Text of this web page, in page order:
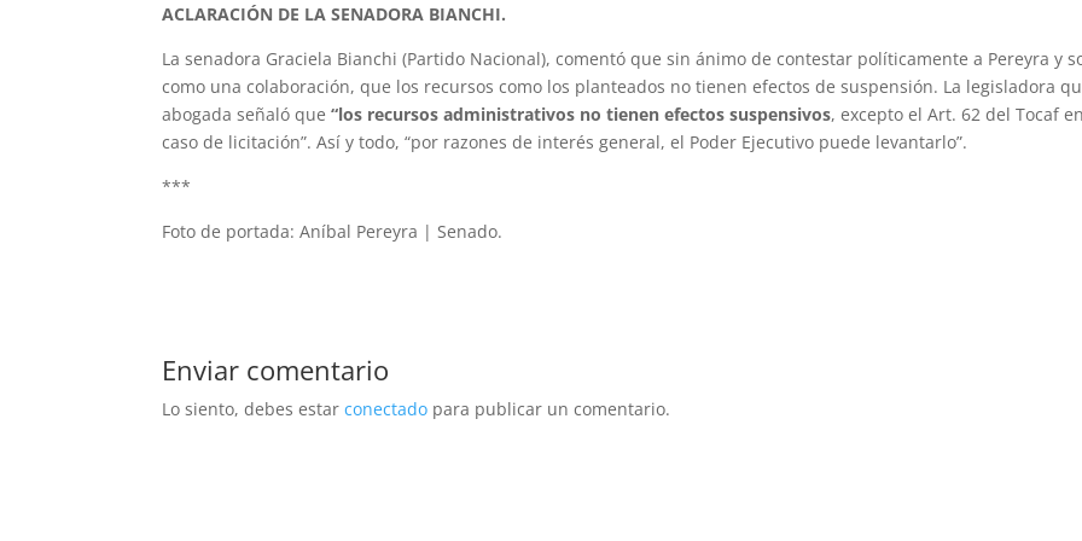
ACLARACIÓN DE LA SENADORA BIANCHI.
La senadora Graciela Bianchi (Partido Nacional), comentó que sin ánimo de contestar políticamente a Pereyra y
como una colaboración, que los recursos como los planteados no tienen efectos de suspensión. La legisladora
abogada señaló que“los recursos administrativos no tienen efectos suspensivos, excepto el Art. 62 del Tocaf en
caso de licitación”. Así y todo, “por razones de interés general, el Poder Ejecutivo puede levantarlo”.
***
Foto de portada: Aníbal Pereyra | Senado.
Enviar comentario
Lo siento, debes estarconectado para publicar un comentario.